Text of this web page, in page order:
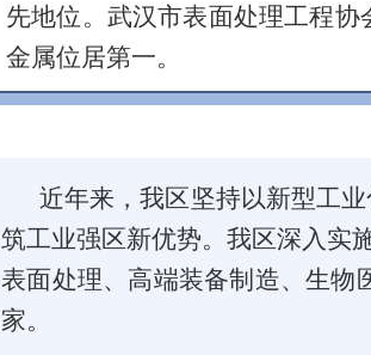
先地位。武汉市表面处理工程
金属位居第一。
近年来，我区坚持以新型工
筑工业强区新优势。我区深入实
表面处理、高端装备制造、生物
家。